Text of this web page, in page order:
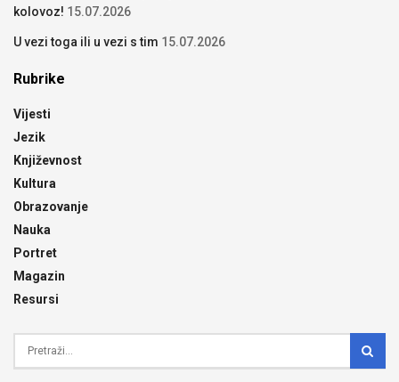
kolovoz! 15.07.2026
U vezi toga ili u vezi s tim 15.07.2026
Rubrike
Vijesti
Jezik
Književnost
Kultura
Obrazovanje
Nauka
Portret
Magazin
Resursi